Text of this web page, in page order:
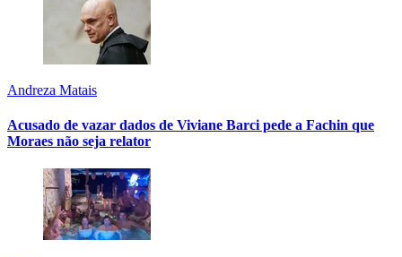
Andreza Matais
Acusado de vazar dados de Viviane Barci pede a Fachin que
Moraes não seja relator